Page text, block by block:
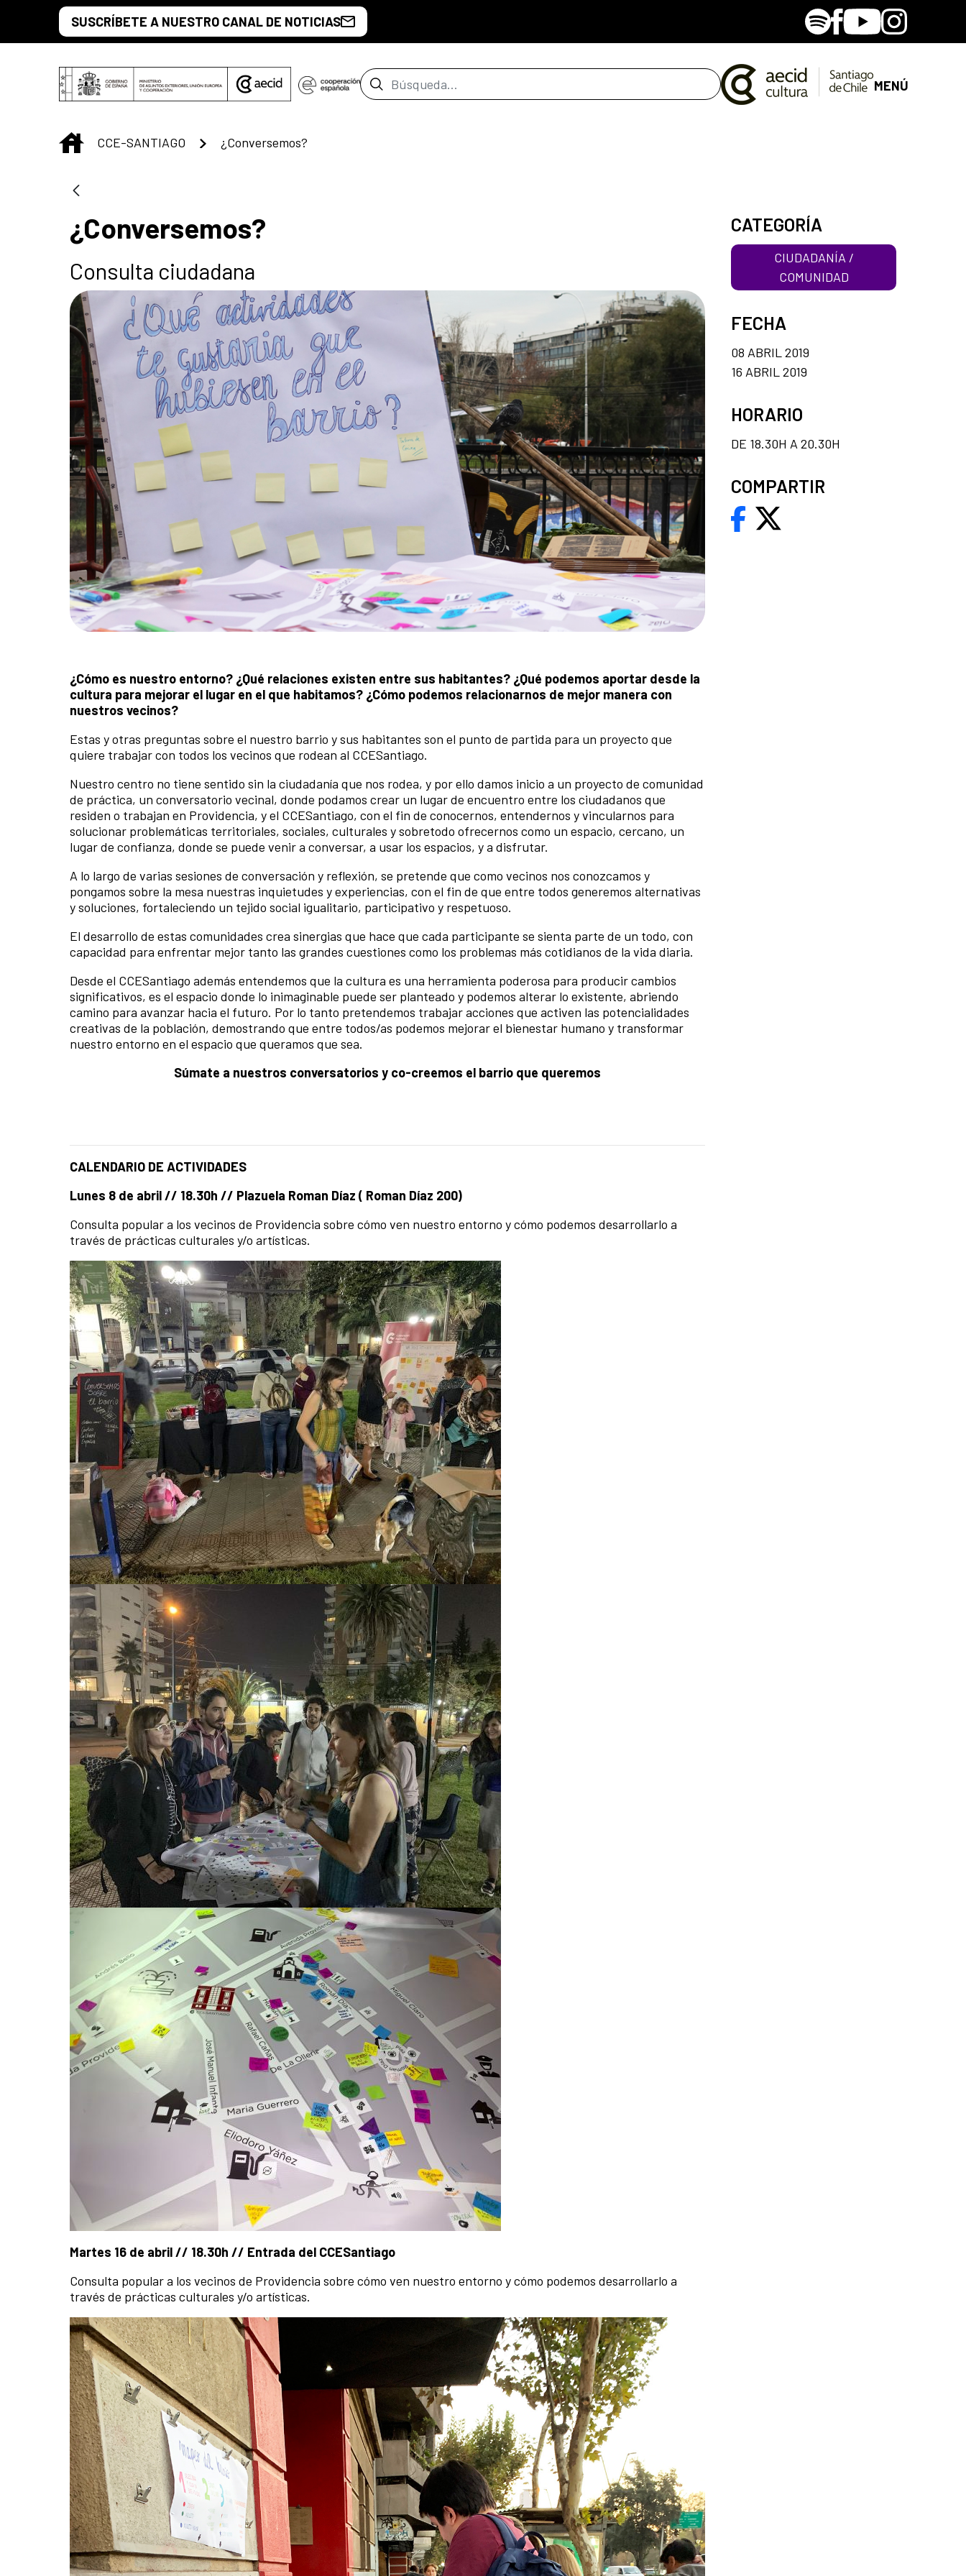
Saltar al contenido principal
SUSCRÍBETE A NUESTRO CANAL DE NOTICIAS SpotifyFacebook
YoutubeInstagram
Barra de búsqueda MENÚ
INICIO
CCE-SANTIAGO ¿Conversemos?
¿Conversemos?
Consulta ciudadana
¿Cómo es nuestro entorno? ¿Qué relaciones existen entre sus habitantes? ¿Qué podemos aportar desde la
cultura para mejorar el lugar en el que habitamos? ¿Cómo podemos relacionarnos de mejor manera con
nuestros vecinos?
Estas y otras preguntas sobre el nuestro barrio y sus habitantes son el punto de partida para un proyecto que
quiere trabajar con todos los vecinos que rodean al CCESantiago.
Nuestro centro no tiene sentido sin la ciudadanía que nos rodea, y por ello damos inicio a un proyecto de comunidad
de práctica, un conversatorio vecinal, donde podamos crear un lugar de encuentro entre los ciudadanos que
residen o trabajan en Providencia, y el CCESantiago, con el fin de conocernos, entendernos y vincularnos para
solucionar problemáticas territoriales, sociales, culturales y sobretodo ofrecernos como un espacio, cercano, un
lugar de confianza, donde se puede venir a conversar, a usar los espacios, y a disfrutar.
A lo largo de varias sesiones de conversación y reflexión, se pretende que como vecinos nos conozcamos y
pongamos sobre la mesa nuestras inquietudes y experiencias, con el fin de que entre todos generemos alternativas
y soluciones, fortaleciendo un tejido social igualitario, participativo y respetuoso.
El desarrollo de estas comunidades crea sinergias que hace que cada participante se sienta parte de un todo, con
capacidad para enfrentar mejor tanto las grandes cuestiones como los problemas más cotidianos de la vida diaria.
Desde el CCESantiago además entendemos que la cultura es una herramienta poderosa para producir cambios
significativos, es el espacio donde lo inimaginable puede ser planteado y podemos alterar lo existente, abriendo
camino para avanzar hacia el futuro. Por lo tanto pretendemos trabajar acciones que activen las potencialidades
creativas de la población, demostrando que entre todos/as podemos mejorar el bienestar humano y transformar
nuestro entorno en el espacio que queramos que sea.
Súmate a nuestros conversatorios y co-creemos el barrio que queremos
CALENDARIO DE ACTIVIDADES
Lunes 8 de abril // 18.30h // Plazuela Roman Díaz ( Roman Díaz 200)
Consulta popular a los vecinos de Providencia sobre cómo ven nuestro entorno y cómo podemos desarrollarlo a
través de prácticas culturales y/o artísticas.
Martes 16 de abril // 18.30h // Entrada del CCESantiago
Consulta popular a los vecinos de Providencia sobre cómo ven nuestro entorno y cómo podemos desarrollarlo a
través de prácticas culturales y/o artísticas.
CATEGORÍA
CIUDADANÍA /
COMUNIDAD
FECHA
08 ABRIL 2019
16 ABRIL 2019
HORARIO
DE 18.30H A 20.30H
COMPARTIR